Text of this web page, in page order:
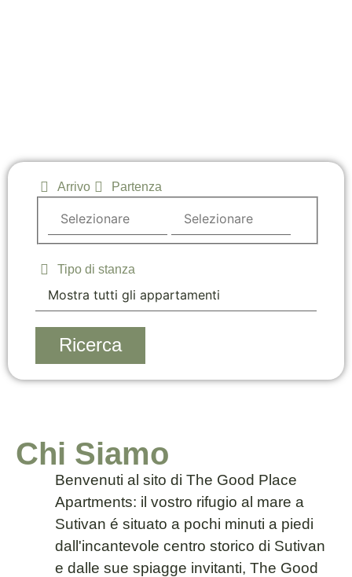
Arrivo Partenza
Tipo di stanza
Ricerca
Chi Siamo
Benvenuti al sito di The Good Place
Apartments: il vostro rifugio al mare a
Sutivan é situato a pochi minuti a piedi
dall'incantevole centro storico di Sutivan
e dalle sue spiagge invitanti, The Good